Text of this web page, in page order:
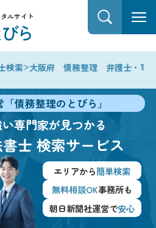
ルサイト
検索>大阪府 債務整理 弁護士・司
債務整理のとびら」
専門家が見つかる
士 検索サービス
エリアから簡単検索
無料相談OK事務所も
朝日新聞社運営で安心